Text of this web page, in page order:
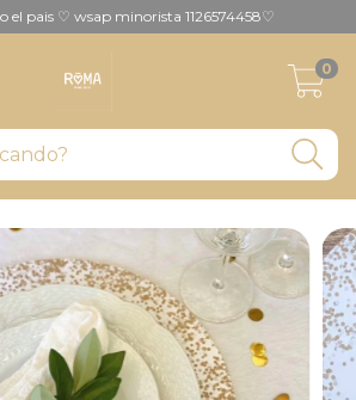
el pais ♡ wsap minorista 1126574458♡
0